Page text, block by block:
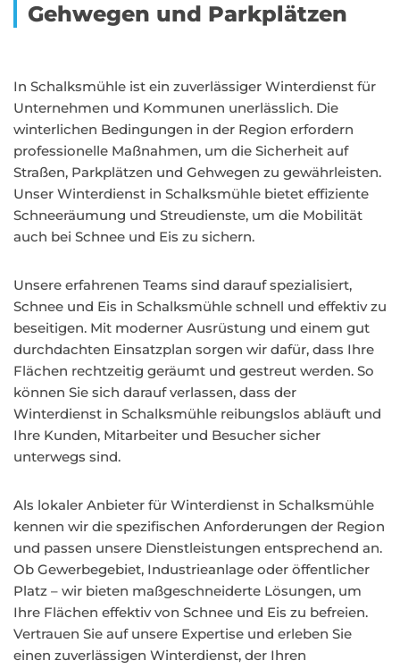
Gehwegen und Parkplätzen
In Schalksmühle ist ein zuverlässiger Winterdienst für
Unternehmen und Kommunen unerlässlich. Die
winterlichen Bedingungen in der Region erfordern
professionelle Maßnahmen, um die Sicherheit auf
Straßen, Parkplätzen und Gehwegen zu gewährleisten.
Unser Winterdienst in Schalksmühle bietet effiziente
Schneeräumung und Streudienste, um die Mobilität
auch bei Schnee und Eis zu sichern.
Unsere erfahrenen Teams sind darauf spezialisiert,
Schnee und Eis in Schalksmühle schnell und effektiv zu
beseitigen. Mit moderner Ausrüstung und einem gut
durchdachten Einsatzplan sorgen wir dafür, dass Ihre
Flächen rechtzeitig geräumt und gestreut werden. So
können Sie sich darauf verlassen, dass der
Winterdienst in Schalksmühle reibungslos abläuft und
Ihre Kunden, Mitarbeiter und Besucher sicher
unterwegs sind.
Als lokaler Anbieter für Winterdienst in Schalksmühle
kennen wir die spezifischen Anforderungen der Region
und passen unsere Dienstleistungen entsprechend an.
Ob Gewerbegebiet, Industrieanlage oder öffentlicher
Platz – wir bieten maßgeschneiderte Lösungen, um
Ihre Flächen effektiv von Schnee und Eis zu befreien.
Vertrauen Sie auf unsere Expertise und erleben Sie
einen zuverlässigen Winterdienst, der Ihren